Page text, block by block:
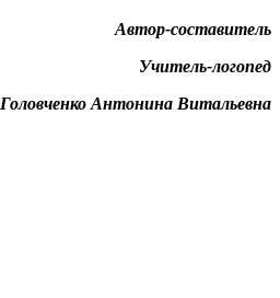
Автор-составитель
Учитель-логопед
Головченко Антонина Витальевна